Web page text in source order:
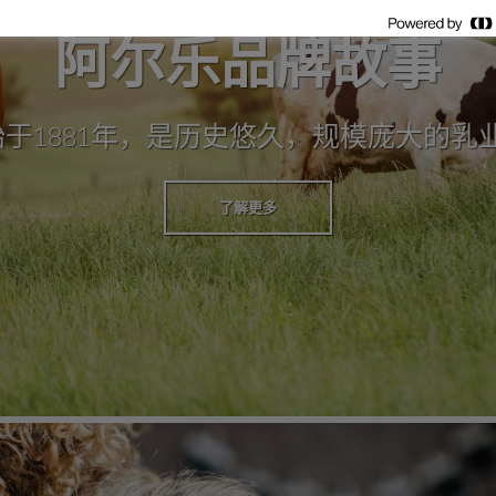
阿尔乐品牌故事
于1881年，是历史悠久，规模庞大的乳
了解更多